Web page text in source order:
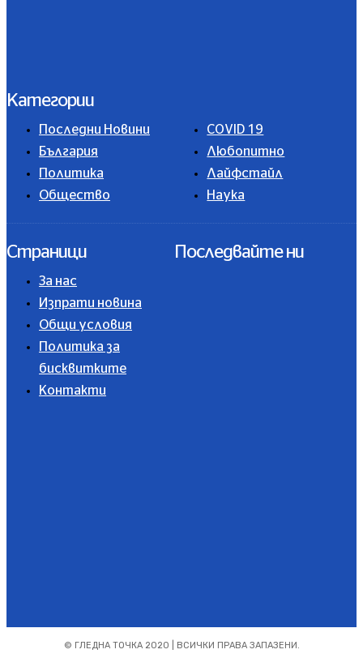
Категории
Последни Новини
България
Политика
Общество
COVID 19
Любопитно
Лайфстайл
Наука
Страници
За нас
Изпрати новина
Общи условия
Политика за
бисквитките
Контакти
Последвайте ни
© ГЛЕДНА ТОЧКА 2020 | ВСИЧКИ ПРАВА ЗАПАЗЕНИ.